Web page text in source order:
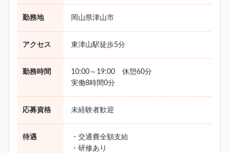
勤務地 岡山県津山市
アクセス 東津山駅徒歩5分
勤務時間
10:00～19:00 休憩60分
実働8時間0分
応募資格 未経験者歓迎
待遇
・交通費全額支給
・研修あり